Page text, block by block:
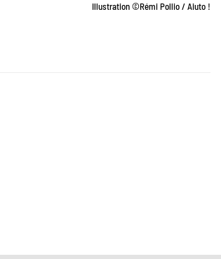
Illustration ©Rémi Pollio / Aiuto !